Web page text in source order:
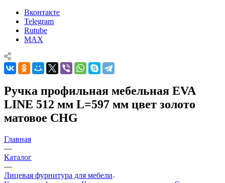
Вконтакте
Telegram
Rutube
MAX
Ручка профильная мебельная EVA
LINE 512 мм L=597 мм цвет золото
матовое CHG
Главная
—
Каталог
—
Лицевая фурнитура для мебели